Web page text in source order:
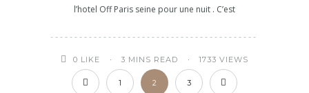
l’hotel Off Paris seine pour une nuit . C’est
0 LIKE 3 MINS READ 1733 VIEWS
1 2 3